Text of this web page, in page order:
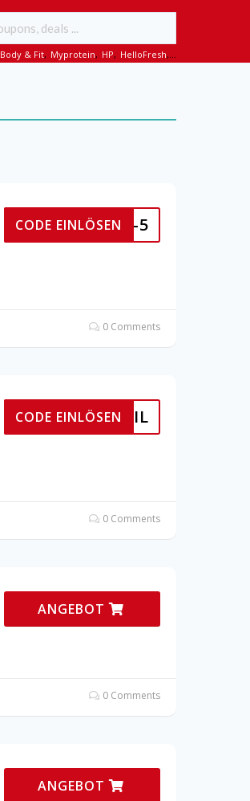
Body & Fit, Myprotein, HP, HelloFresh,...
SUMMER-5
CODE EINLÖSEN
0 Comments
ER EMAIL
CODE EINLÖSEN
0 Comments
ANGEBOT
0 Comments
ANGEBOT